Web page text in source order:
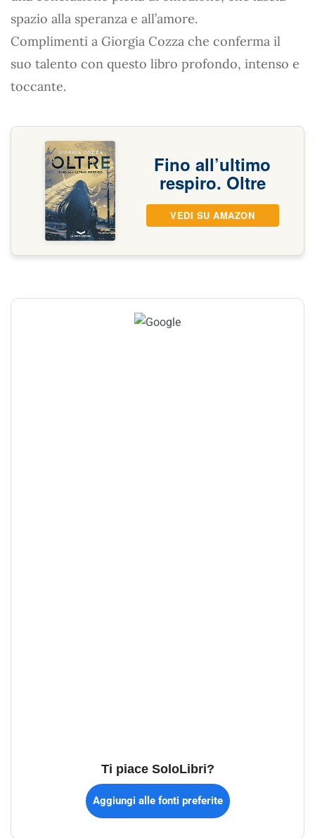
spazio alla speranza e all’amore.
Complimenti a Giorgia Cozza che conferma il
suo talento con questo libro profondo, intenso e
toccante.
Fino all’ultimo
respiro. Oltre
VEDI SU AMAZON
Ti piace SoloLibri?
Aggiungi alle fonti preferite